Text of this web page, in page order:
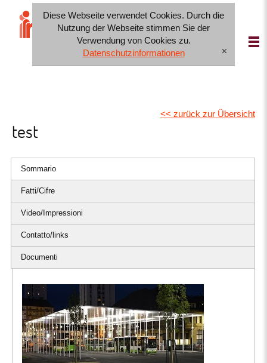
Diese Webseite verwendet Cookies. Durch die
Nutzung der Webseite stimmen Sie der
Verwendung von Cookies zu.
Datenschutzinformationen
[x]
IT FR DE
<< zurück zur Übersicht
test
Sommario
Fatti/Cifre
Video/Impressioni
Contatto/links
Documenti